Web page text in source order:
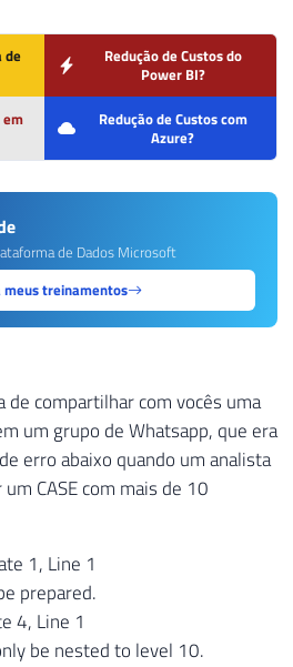
de
Redução de Custos do
Power BI?
Redução de Custos com
Azure?
de Dados Microsoft
meus treinamentos
compartilhar com vocês uma
um grupo de Whatsapp, que era
erro abaixo quando um analista
CASE com mais de 10
1, Line 1
prepared.
4, Line 1
be nested to level 10.